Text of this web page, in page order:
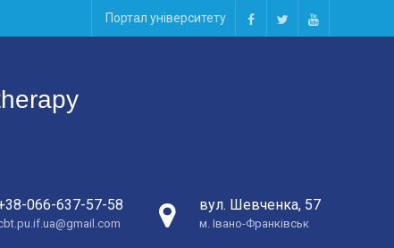
facebook
twitteryoutube
Портал університету
066-637-57-58 вул. Шевченка, 57
м. Івано-Франківськ